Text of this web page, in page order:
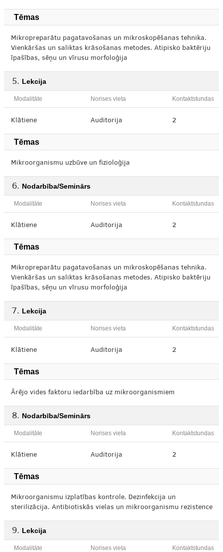
Tēmas
Mikropreparātu pagatavošanas un mikroskopēšanas tehnika.
Vienkāršas un saliktas krāsošanas metodes. Atipisko baktēriju
īpašības, sēņu un vīrusu morfoloģija
Lekcija
Modalitāte Norises vieta Kontaktstundas
Klātiene Auditorija 2
Tēmas
Mikroorganismu uzbūve un fizioloģija
Nodarbība/Seminārs
Modalitāte Norises vieta Kontaktstundas
Klātiene Auditorija 2
Tēmas
Mikropreparātu pagatavošanas un mikroskopēšanas tehnika.
Vienkāršas un saliktas krāsošanas metodes. Atipisko baktēriju
īpašības, sēņu un vīrusu morfoloģija
Lekcija
Modalitāte Norises vieta Kontaktstundas
Klātiene Auditorija 2
Tēmas
Ārējo vides faktoru iedarbība uz mikroorganismiem
Nodarbība/Seminārs
Modalitāte Norises vieta Kontaktstundas
Klātiene Auditorija 2
Tēmas
Mikroorganismu izplatības kontrole. Dezinfekcija un
sterilizācija. Antibiotiskās vielas un mikroorganismu rezistence
Lekcija
Modalitāte Norises vieta Kontaktstundas